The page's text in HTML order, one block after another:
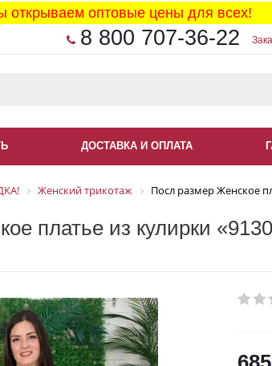
открываем оптовые цены для всех!
8 800 707-36-22
ДОСТАВКА И ОПЛАТА
Женский трикотаж Посл размер Женское
платье из кулирки